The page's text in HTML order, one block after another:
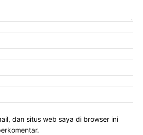
dan situs web saya di browser ini